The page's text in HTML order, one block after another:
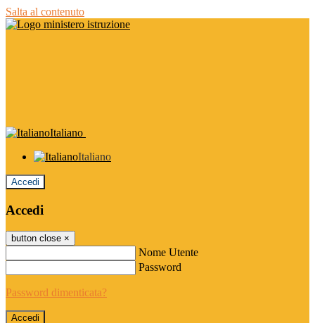
Salta al contenuto
Italiano
Italiano
Accedi
Accedi
button close ×
Nome Utente
Password
Password dimenticata?